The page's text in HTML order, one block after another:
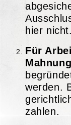
hier nicht.
Für
Mahnung
werden.
zahlen.